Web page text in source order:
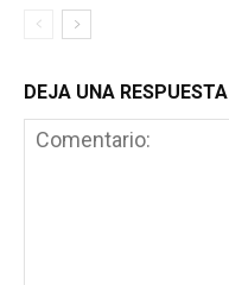
DEJA UNA RESPUESTA